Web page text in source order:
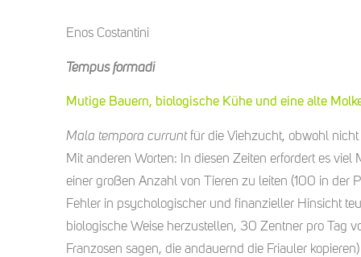
Enos Costantini
Tempus formadi
Mutige Bauern, biologische Kühe und eine alte
Mala tempora curruntfür die Viehzucht, obwohl nicht
Mit anderen Worten: In diesen Zeiten erfordert es
einer großen Anzahl von Tieren zu leiten (100 in der
Fehler in psychologischer und finanzieller Hinsicht
biologische Weise herzustellen, 30 Zentner pro Tag
Franzosen sagen, die andauernd die Friauler